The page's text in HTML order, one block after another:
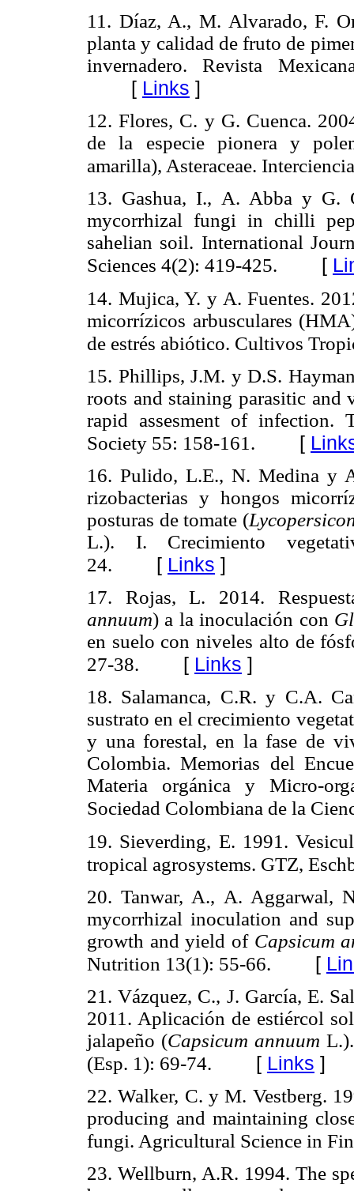
11. Díaz, A., M. Alvarado, F.
planta y calidad de fruto de
invernadero. Revista
[ Links ]
12. Flores, C. y G. Cuenca.
de la especie pionera y
amarilla), Asteraceae.
13. Gashua, I., A. Abba y G.
mycorrhizal fungi in chilli
sahelian soil. International
Sciences 4(2): 419-425. [
14. Mujica, Y. y A. Fuentes.
micorrízicos arbusculares
de estrés abiótico. Cultivos
15. Phillips, J.M. y D.S.
roots and staining parasitic and
rapid assesment of infection.
Society 55: 158-161. [
16. Pulido, L.E., N. Medina y
rizobacterias y hongos
posturas de tomate (
L.). I. Crecimiento
24. [ Links ]
17. Rojas, L. 2014.
annuum) a la inoculación con
en suelo con niveles alto de
27-38. [ Links ]
18. Salamanca, C.R. y C.A.
sustrato en el crecimiento
y una forestal, en la fase de
Colombia. Memorias del
Materia orgánica y Micro-
Sociedad Colombiana de la
19. Sieverding, E. 1991.
tropical agrosystems. GTZ,
20. Tanwar, A., A. Aggarwal,
mycorrhizal inoculation and
growth and yield of Capsicum
Nutrition 13(1): 55-66. [
21. Vázquez, C., J. García, E.
2011. Aplicación de estiércol
jalapeño (Capsicum annuum
(Esp. 1): 69-74. [ Links ]
22. Walker, C. y M. Vestberg.
producing and maintaining
fungi. Agricultural Science in
23. Wellburn, A.R. 1994. The